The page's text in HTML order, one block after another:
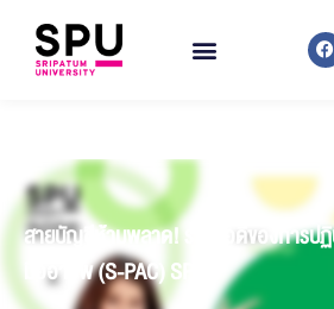
สายบัญชีห้ามพลาด! รวมข้อดีของการปฏิ
มืออาชีพ (S-PAC) SPU